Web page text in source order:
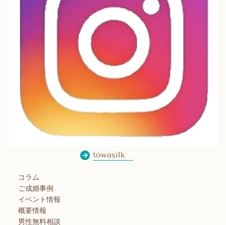
towasilk
コラム
ご成婚事例
イベント情報
概要情報
男性無料相談